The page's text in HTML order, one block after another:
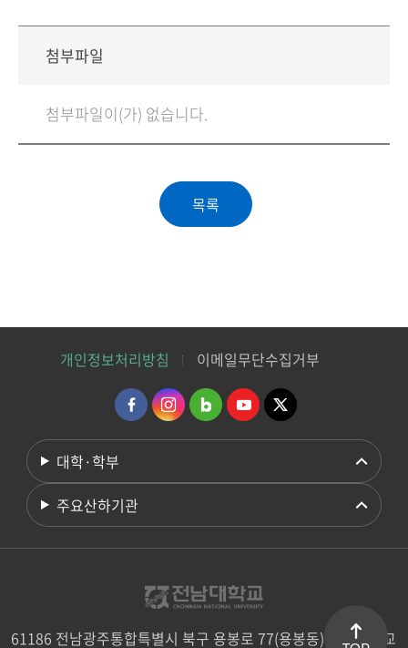
첨부파일
첨부파일이(가) 없습니다.
개인정보처리방침 이메일무단수집거부
대학·학부
주요산하기관
61186 전남광주통합특별시 북구 용봉로 77(용봉동) 전남대학교